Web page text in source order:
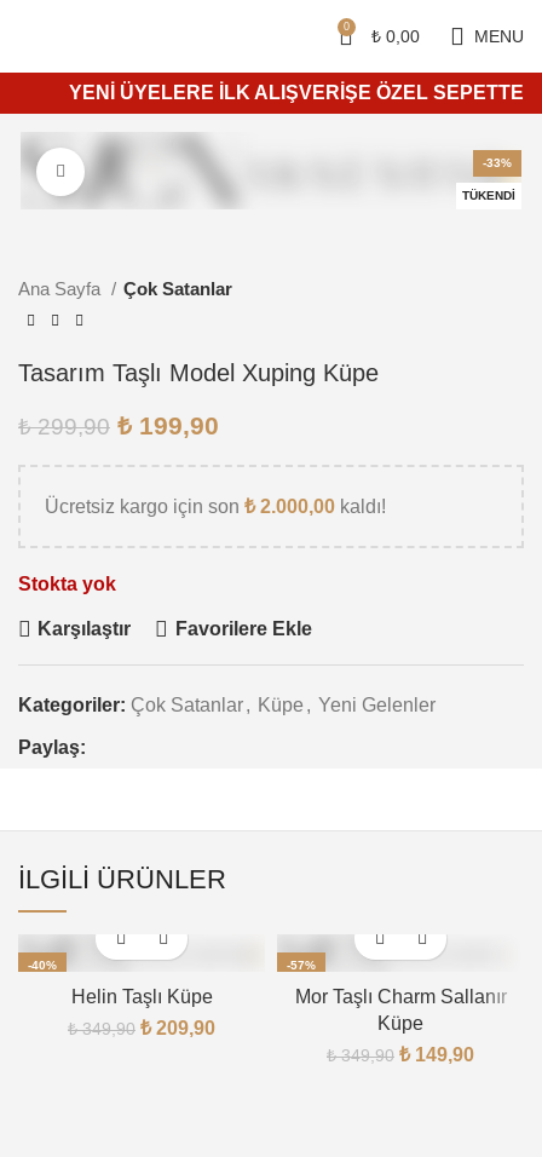
0 ₺ 0,00 MENU
YENİ ÜYELERE İLK ALIŞVERİŞE ÖZEL SEPETTE
-33%
TÜKENDI
Ana Sayfa Çok Satanlar
Tasarım Taşlı Model Xuping Küpe
₺299,90 ₺ 199,90
Ücretsiz kargo için son ₺2.000,00 kaldı!
Stokta yok
Karşılaştır Favorilere Ekle
Kategoriler: Çok Satanlar, Küpe , Yeni Gelenler
Paylaş:
İLGILI ÜRÜNLER
-40%
Helin Taşlı Küpe
₺349,90 ₺209,90
-57%
Mor Taşlı Charm Sallanır
Küpe
₺349,90 ₺149,90
750 ₺ ve üzeri ücretsiz kargo.